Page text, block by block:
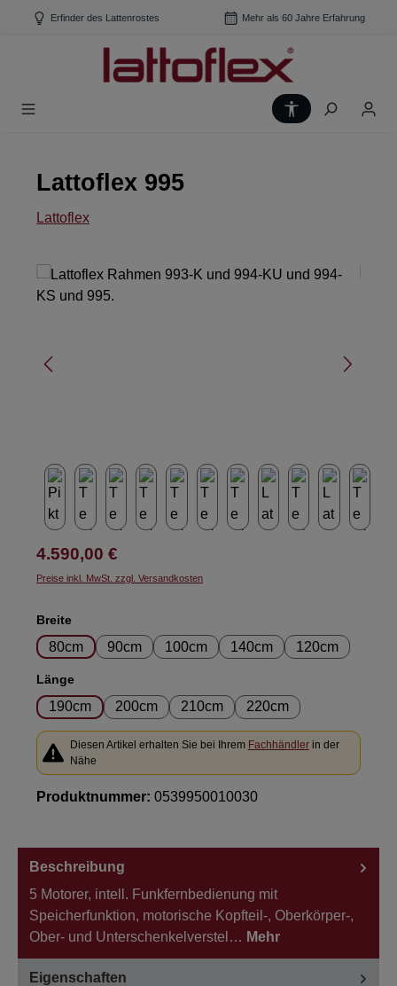
Zum Hauptinhalt springen
Erfinder des Lattenrostes Mehr als 60 Jahre Erfahrung
Lattoflex 995
Lattoflex
Bildergalerie überspringen
Regulärer Preis:
4.590,00 €
Preise inkl. MwSt. zzgl. Versandkosten
Breiteauswählen
80cm 90cm 100cm 140cm 120cm
Längeauswählen
190cm 200cm 210cm 220cm
Diesen Artikel erhalten Sie bei Ihrem Fachhändlerin der
Nähe
Produktnummer: 0539950010030
Beschreibung
5 Motorer, intell. Funkfernbedienung mit
Speicherfunktion, motorische Kopfteil-, Oberkörper-,
Ober- und Unterschenkelverstel… Mehr
Eigenschaften